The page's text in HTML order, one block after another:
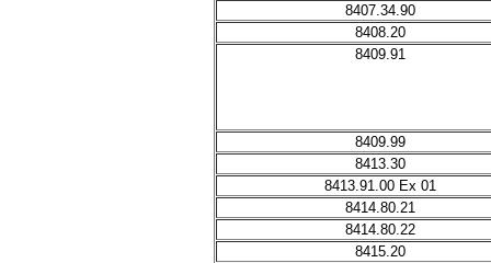
8407.34.90
8408.20
8409.91
8409.99
8413.30
8413.91.00 Ex 01
8414.80.21
8414.80.22
8415.20